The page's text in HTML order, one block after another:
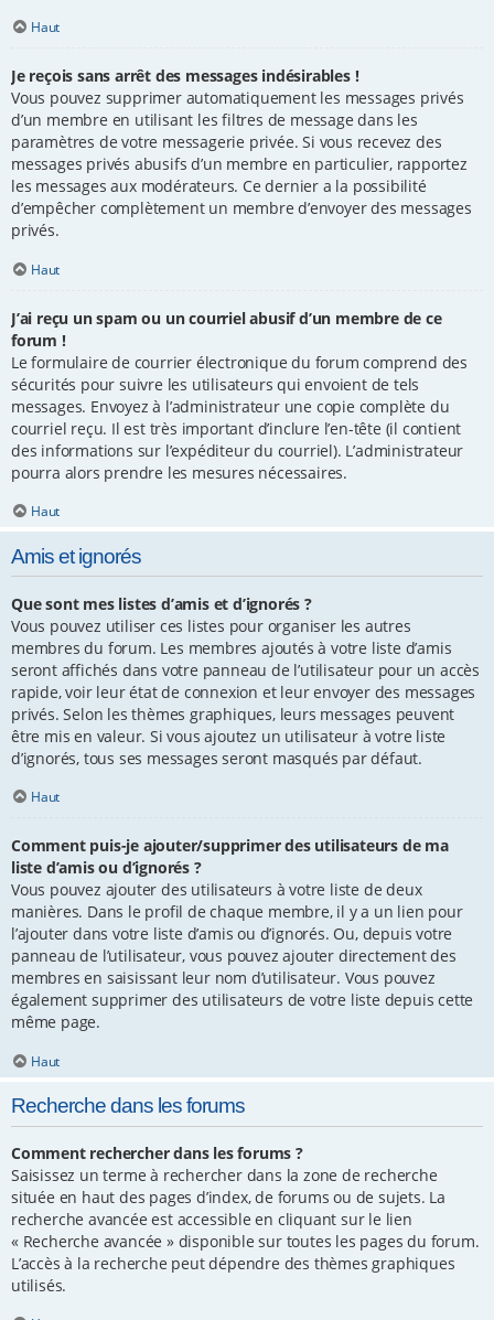
Haut
Je reçois sans arrêt des messages indésirables !
Vous pouvez supprimer automatiquement les messages privés
d’un membre en utilisant les filtres de message dans les
paramètres de votre messagerie privée. Si vous recevez des
messages privés abusifs d’un membre en particulier, rapportez
les messages aux modérateurs. Ce dernier a la possibilité
d’empêcher complètement un membre d’envoyer des messages
privés.
Haut
J’ai reçu un spam ou un courriel abusif d’un membre de ce
forum !
Le formulaire de courrier électronique du forum comprend des
sécurités pour suivre les utilisateurs qui envoient de tels
messages. Envoyez à l’administrateur une copie complète du
courriel reçu. Il est très important d’inclure l’en-tête (il contient
des informations sur l’expéditeur du courriel). L’administrateur
pourra alors prendre les mesures nécessaires.
Haut
Amis et ignorés
Que sont mes listes d’amis et d’ignorés ?
Vous pouvez utiliser ces listes pour organiser les autres
membres du forum. Les membres ajoutés à votre liste d’amis
seront affichés dans votre panneau de l’utilisateur pour un accès
rapide, voir leur état de connexion et leur envoyer des messages
privés. Selon les thèmes graphiques, leurs messages peuvent
être mis en valeur. Si vous ajoutez un utilisateur à votre liste
d’ignorés, tous ses messages seront masqués par défaut.
Haut
Comment puis-je ajouter/supprimer des utilisateurs de ma
liste d’amis ou d’ignorés ?
Vous pouvez ajouter des utilisateurs à votre liste de deux
manières. Dans le profil de chaque membre, il y a un lien pour
l’ajouter dans votre liste d’amis ou d’ignorés. Ou, depuis votre
panneau de l’utilisateur, vous pouvez ajouter directement des
membres en saisissant leur nom d’utilisateur. Vous pouvez
également supprimer des utilisateurs de votre liste depuis cette
même page.
Haut
Recherche dans les forums
Comment rechercher dans les forums ?
Saisissez un terme à rechercher dans la zone de recherche
située en haut des pages d’index, de forums ou de sujets. La
recherche avancée est accessible en cliquant sur le lien
« Recherche avancée » disponible sur toutes les pages du forum.
L’accès à la recherche peut dépendre des thèmes graphiques
utilisés.